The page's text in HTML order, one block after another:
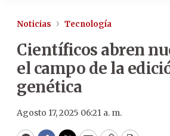
Noticias Tecnología
Científicos abren
el campo de la
genética
Agosto 17, 2025 06:21 a. m.